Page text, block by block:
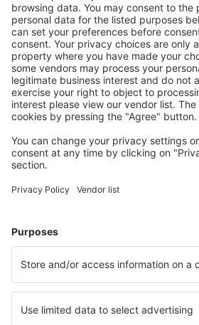
Unterkünfte, die Sie mögen
Wählen Sie aus über 1,3 Millionen
Hütten, Apartments und andere.
Hotels in Deutschland - Beliebte
Hotels in Grömitz Hotels in Reit im
Hotels in Chemnitz Hotels in